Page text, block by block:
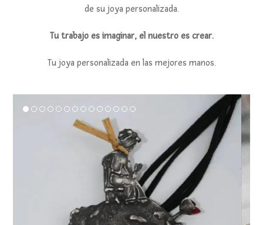
de su joya personalizada.
Tu trabajo es imaginar, el nuestro es crear.
Tu joya personalizada en las mejores manos.